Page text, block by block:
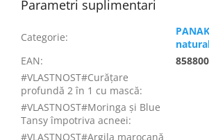
Parametri suplimentari
Categorie:
EAN:
#VLASTNOST#Curățare
profundă 2 în 1 cu mască:
#VLASTNOST#Moringa și Blue
Tansy împotriva acneei:
#VLASTNOST#Argila marocană